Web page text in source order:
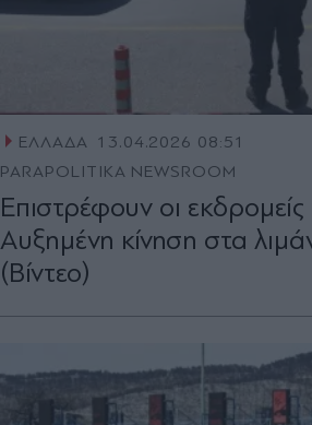
ΕΛΛΑΔΑ 13.04.2026 08:51
PARAPOLITIKA NEWSROOM
Επιστρέφουν οι
Αυξημένη κίνηση στα
(Βίντεο)